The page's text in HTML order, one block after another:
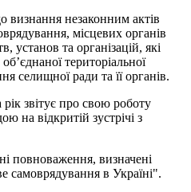
визнання незаконним актів
місцевих органів
установ та організацій, які
територіальної
селищної ради та її органів.
звітує про свою роботу
на відкритій зустрічі з
повноваження, визначені
самоврядування в Україні".